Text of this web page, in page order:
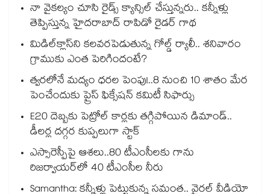
నా వైకల్యం చూసి రైడ్స్ క్యాన్సిల్ చేస్తున్నరు.. కన్నీళ్లు
తెప్పిస్తున్న హైదరాబాద్ రాపిడో రైడర్ గాథ
మిడిల్‌క్లాస్‌ని కలవరపెడుతున్న గోల్డ్ ర్యాలీ.. శనివారం
గ్రాముకు ఎంత పెరిగిందంటే?
త్వరలోనే మద్యం ధ‌‌ర‌‌ల పెంపు!..8 నుంచి 10 శాతం మేర
పెంచేందుకు ప్రైస్ ఫిక్సేష‌‌న్ క‌‌మిటీ సిఫార్సు
E20 దెబ్బకు పెట్రోల్ కార్లకు తగ్గిపోయిన డిమాండ్..
డీలర్ల దగ్గర కుప్పలుగా స్టాక్
ఎస్సారెస్పీపై ఆశలు..80 టీఎంసీలకు గాను
రిజర్వాయర్‌‌‌‌‌‌‌‌‌‌‌‌‌‌‌‌లో 40 టీఎంసీల నీరు
Samantha: కన్నీళ్లు పెట్టుకున్న సమంత.. వైరల్ వీడియో